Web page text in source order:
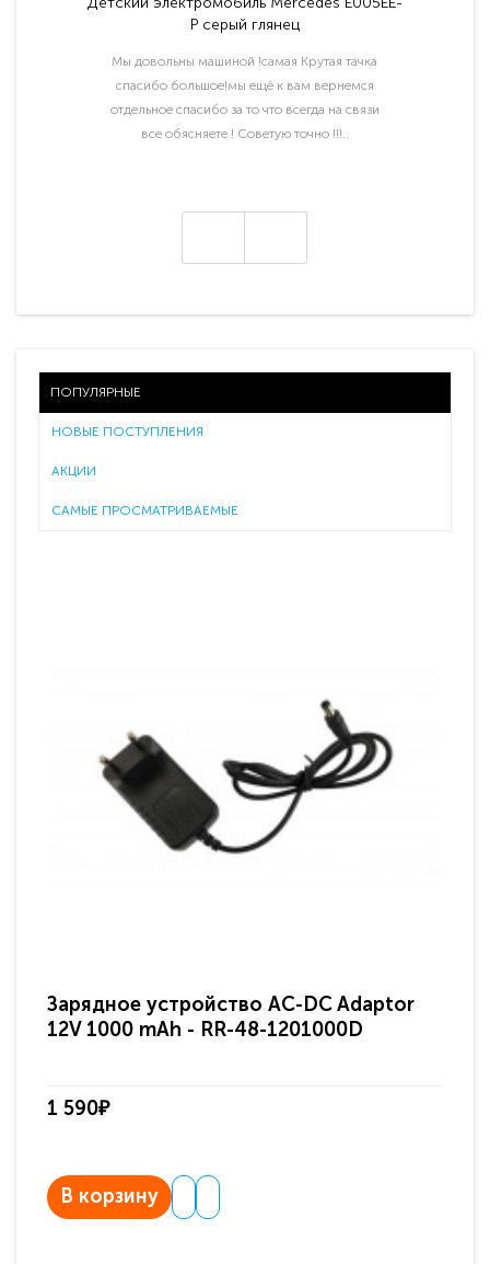
P серый глянец
Мы довольны машиной !самая Крутая тачка
спасибо большое!мы ещё к вам вернемся
отдельное спасибо за то что всегда на связи
все обясняете ! Советую точно !!!..
ПОПУЛЯРНЫЕ
НОВЫЕ ПОСТУПЛЕНИЯ
АКЦИИ
САМЫЕ ПРОСМАТРИВАЕМЫЕ
Зарядное устройство AC-DC Adaptor
12V 1000 mAh - RR-48-1201000D
1 590₽
В корзину